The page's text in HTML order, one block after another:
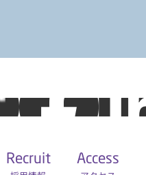
Recruit Access